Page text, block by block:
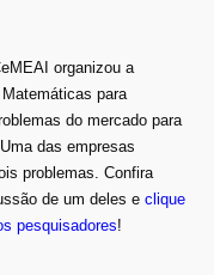
organizou a
para
do mercado para
das empresas
problemas. Confira
de um deles e clique
pesquisadores!